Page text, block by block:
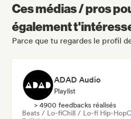
Ces médias / pros
également
Parce que tu regardes le profil
ADAD Audio
Playlist
> 4900 feedbacks réalisés
Beats / Lo-fiChill / Lo-fi Hip-Hop